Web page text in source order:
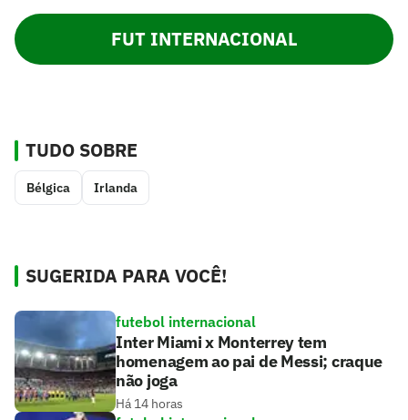
FUT INTERNACIONAL
TUDO SOBRE
Bélgica Irlanda
SUGERIDA PARA VOCÊ!
futebol internacional
Inter Miami x Monterrey tem
homenagem ao pai de Messi; craque
não joga
Há 14 horas